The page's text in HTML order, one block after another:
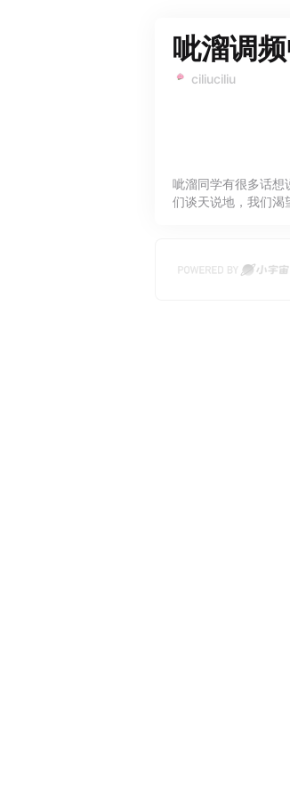
呲溜调
ciliuciliu
呲溜同学有很多话想
们谈天说地，我们渴